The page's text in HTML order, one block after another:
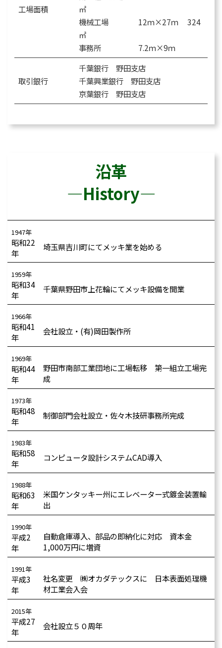
工場面積
㎡
機械工場 12ｍ×27ｍ 324
㎡
事務所 7.2ｍ×9ｍ
取引銀行
千葉銀行 野田支店
千葉興業銀行 野田支店
京葉銀行 野田支店
沿革
―History―
1947年
昭和22
年
埼玉県吉川町にてメッキ業を始める
1959年
昭和34
年
千葉県野田市上花輪にてメッキ設備を開業
1966年
昭和41
年
会社設立・(有)岡田製作所
1969年
昭和44
年
野田市南部工業団地に工場転移 第一組立工場完
成
1973年
昭和48
年
制御部門会社設立・佐々木技研事務所完成
1983年
昭和58
年
コンピュータ設計システムCAD導入
1988年
昭和63
年
米国ケンタッキー州にエレベーター式鍍金装置輸
出
1990年
平成2
年
自動倉庫導入、部品の即納化に対応 資本金
1,000万円に増資
1991年
平成3
年
社名変更 ㈱オカダテックスに 日本表面処理機
材工業会入会
2015年
平成27
年
会社設立５０周年